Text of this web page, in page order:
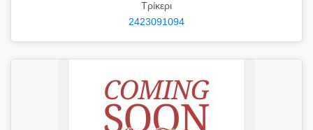
Τρίκερι
2423091094